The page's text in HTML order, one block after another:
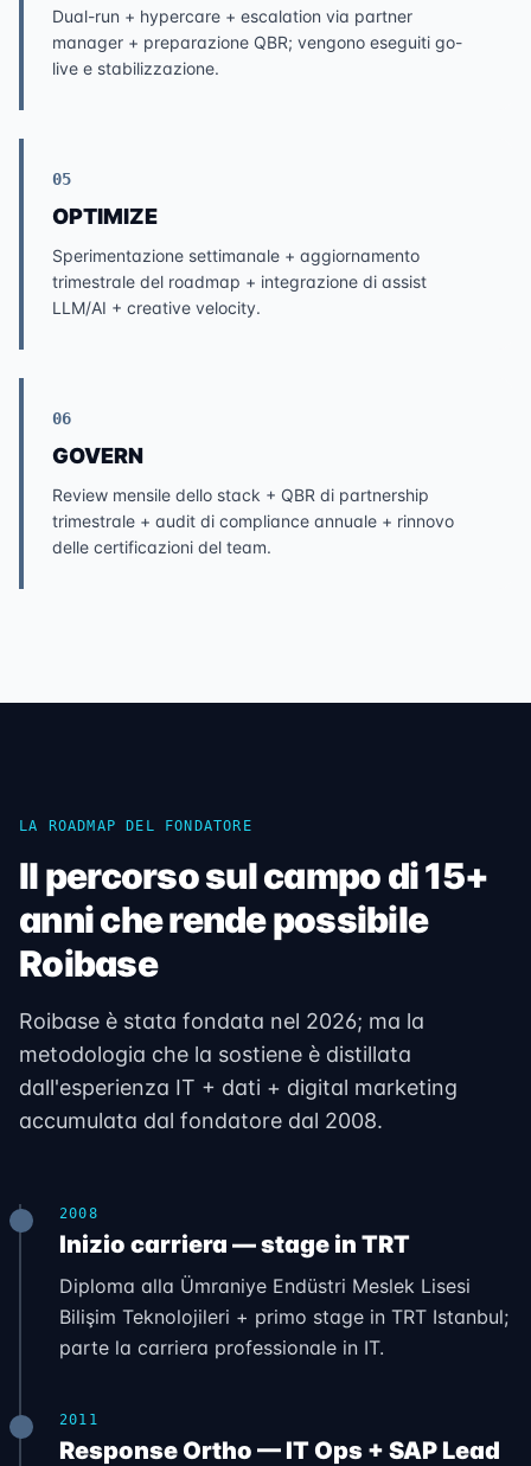
Dual-run + hypercare + escalation via partner
manager + preparazione QBR; vengono eseguiti go-
live e stabilizzazione.
05
OPTIMIZE
Sperimentazione settimanale + aggiornamento
trimestrale del roadmap + integrazione di assist
LLM/AI + creative velocity.
06
GOVERN
Review mensile dello stack + QBR di partnership
trimestrale + audit di compliance annuale + rinnovo
delle certificazioni del team.
LA ROADMAP DEL FONDATORE
Il percorso sul campo di 15+
anni che rende possibile
Roibase
Roibase è stata fondata nel 2026; ma la
metodologia che la sostiene è distillata
dall'esperienza IT + dati + digital marketing
accumulata dal fondatore dal 2008.
2008
Inizio carriera — stage in TRT
Diploma alla Ümraniye Endüstri Meslek Lisesi
Bilişim Teknolojileri + primo stage in TRT Istanbul;
parte la carriera professionale in IT.
2011
Response Ortho — IT Ops + SAP Lead